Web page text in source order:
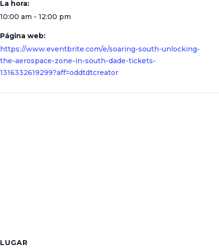
La hora:
10:00 am - 12:00 pm
Página web:
https://www.eventbrite.com/e/soaring-south-unlocking-
the-aerospace-zone-in-south-dade-tickets-
1316332619299?aff=oddtdtcreator
LUGAR